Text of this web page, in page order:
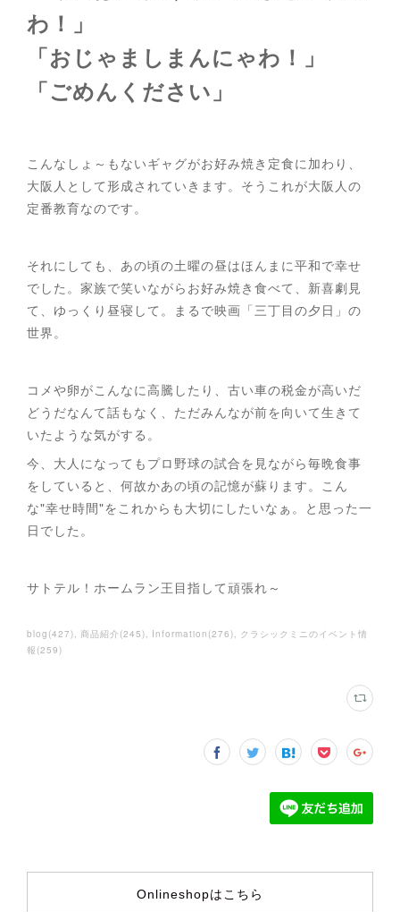
わ！」
「おじゃましまんにゃわ！」
「ごめんください」
こんなしょ～もないギャグがお好み焼き定食に加わり、
大阪人として形成されていきます。そうこれが大阪人の
定番教育なのです。
それにしても、あの頃の土曜の昼はほんまに平和で幸せ
でした。家族で笑いながらお好み焼き食べて、新喜劇見
て、ゆっくり昼寝して。まるで映画「三丁目の夕日」の
世界。
コメや卵がこんなに高騰したり、古い車の税金が高いだ
どうだなんて話もなく、ただみんなが前を向いて生きて
いたような気がする。
今、大人になってもプロ野球の試合を見ながら毎晩食事
をしていると、何故かあの頃の記憶が蘇ります。こん
な"幸せ時間"をこれからも大切にしたいなぁ。と思った一
日でした。
サトテル！ホームラン王目指して頑張れ～
blog (427) 商品紹介 (245) Information (276)
クラシックミニのイベント情
報 (259)
Onlineshopはこちら